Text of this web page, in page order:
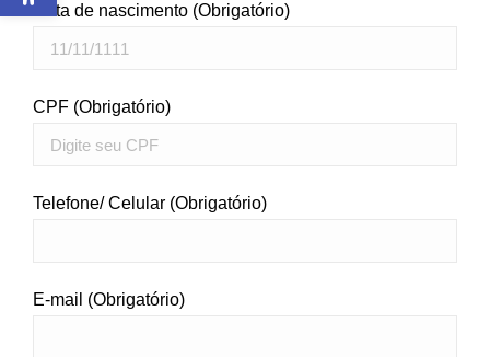
Data de nascimento (Obrigatório)
CPF (Obrigatório)
Telefone/ Celular (Obrigatório)
E-mail (Obrigatório)